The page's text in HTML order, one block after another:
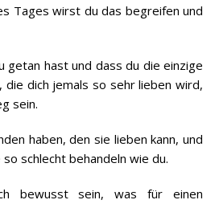
Tages wirst du das begreifen und
getan hast und dass du die einzige
dich jemals so sehr lieben wird,
sein.
haben, den sie lieben kann, und
schlecht behandeln wie du.
bewusst sein, was für einen